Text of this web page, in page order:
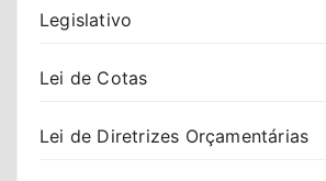
Legislativo
Lei de Cotas
Lei de Diretrizes Orçamentárias